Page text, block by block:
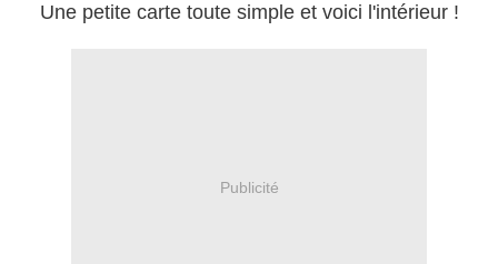
Une petite carte toute simple et voici l'intérieur !
Publicité